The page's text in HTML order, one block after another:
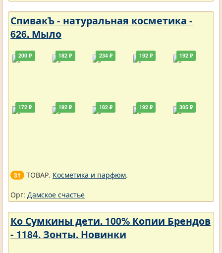
СпивакЪ - натуральная косметика -
626. Мыло
200 ₽
172 ₽
182 ₽
192 ₽
234 ₽
182 ₽
192 ₽
192 ₽
192 ₽
305 ₽
31 ТОВАР. Косметика и парфюм.
Орг: Дамское счастье
Ко Сумкины дети. 100% Копии Брендов
- 1184. Зонты. Новинки